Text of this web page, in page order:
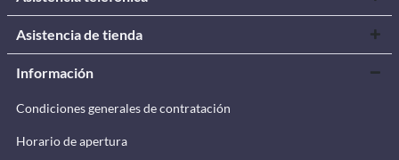
Asistencia de tienda
Información
Condiciones generales de contratación
Horario de apertura